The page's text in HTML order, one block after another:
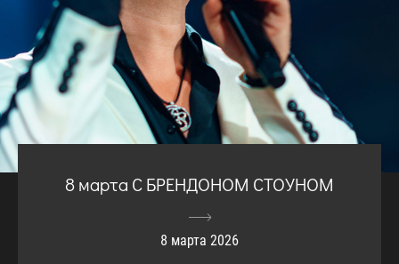
8 марта С БРЕНДОНОМ СТОУНОМ
8 марта 2026